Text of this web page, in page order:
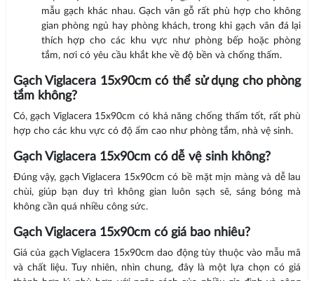
mẫu gạch khác nhau. Gạch vân gỗ rất phù hợp cho không
gian phòng ngủ hay phòng khách, trong khi gạch vân đá lại
thích hợp cho các khu vực như phòng bếp hoặc phòng
tắm, nơi có yêu cầu khắt khe về độ bền và chống thấm.
Gạch Viglacera 15x90cm có thể sử dụng cho phòng
tắm không?
Có, gạch Viglacera 15x90cm có khả năng chống thấm tốt, rất phù
hợp cho các khu vực có độ ẩm cao như phòng tắm, nhà vệ sinh.
Gạch Viglacera 15x90cm có dễ vệ sinh không?
Đúng vậy, gạch Viglacera 15x90cm có bề mặt mịn màng và dễ lau
chùi, giúp bạn duy trì không gian luôn sạch sẽ, sáng bóng mà
không cần quá nhiều công sức.
Gạch Viglacera 15x90cm có giá bao nhiêu?
Giá của gạch Viglacera 15x90cm dao động tùy thuộc vào mẫu mã
và chất liệu. Tuy nhiên, nhìn chung, đây là một lựa chọn có giá